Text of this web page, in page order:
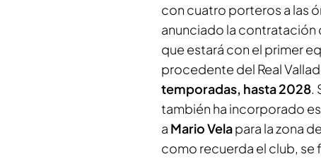
con cuatro porteros a las
anunciado la contratación
que estará con el primer
procedente del Real
temporadas, hasta 2028.
también ha incorporado
a Mario Velapara la zona
como recuerda el club, se